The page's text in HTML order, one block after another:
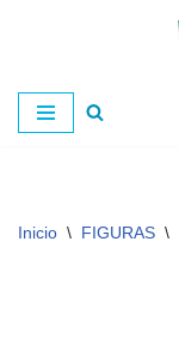
al
contenido
Inicio \ FIGURAS \